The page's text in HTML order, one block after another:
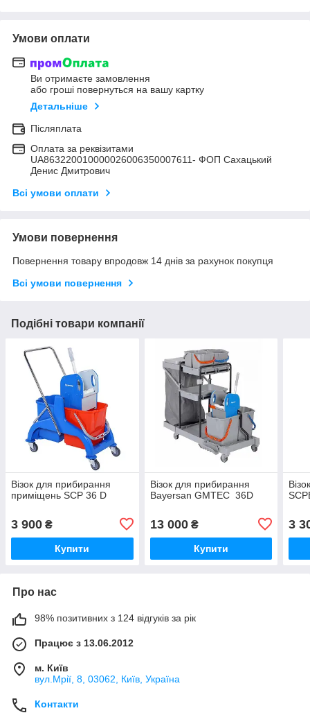
Умови оплати
Ви отримаєте замовлення
або гроші повернуться на вашу картку
Детальніше
Післяплата
Оплата за реквізитами
UA863220010000026006350007611- ФОП Сахацький
Денис Дмитрович
Всі умови оплати
Умови повернення
Повернення товару впродовж 14 днів за рахунок покупця
Всі умови повернення
Подібні товари компанії
Візок для прибирання
приміщень SCP 36 D
3 900 ₴
Купити
Візок для прибирання
Bayersan GMTЕС 36D
13 000₴
Купити
3
Про нас
98% позитивних з 124 відгуків за рік
Працює з 13.06.2012
м. Київ
вул.Мрії, 8, 03062, Київ, Україна
Контакти